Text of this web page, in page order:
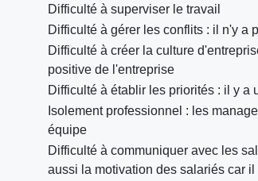
Difficulté à superviser le travail
Difficulté à gérer les conflits : il n'y a
Difficulté à créer la culture
positive de l'entreprise
Difficulté à établir les priorités : il y
Isolement professionnel : les
équipe
Difficulté à communiquer avec les
aussi la motivation des salariés car